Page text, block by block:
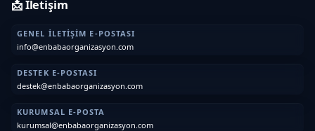
📩 İletişim
GENEL İLETIŞIM E-POSTASI
info@enbabaorganizasyon.com
DESTEK E-POSTASI
destek@enbabaorganizasyon.com
KURUMSAL E-POSTA
kurumsal@enbabaorganizasyon.com